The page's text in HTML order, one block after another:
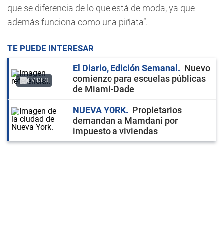
que se diferencia de lo que está de moda, ya que
además funciona como una piñata”.
TE PUEDE INTERESAR
VIDEO
El Diario, Edición Semanal
Nuevo
comienzo para escuelas públicas
de Miami-Dade
NUEVA YORK
Propietarios
demandan a Mamdani por
impuesto a viviendas